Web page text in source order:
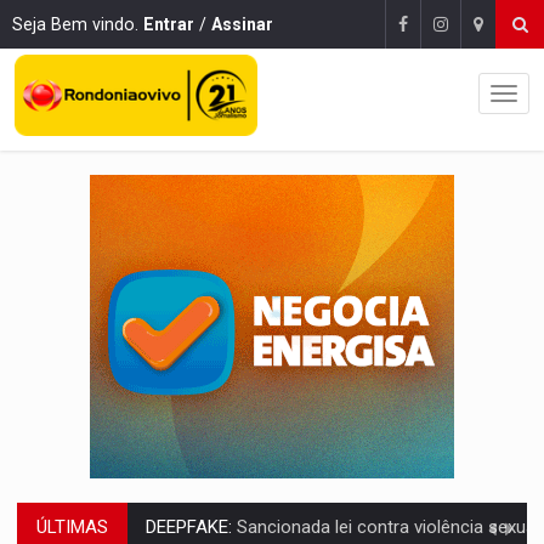
Seja Bem vindo. Entrar / Assinar
ÚLTIMAS COLEGIADO:Brasil e Rússia discutem energia nuclear, defesa e